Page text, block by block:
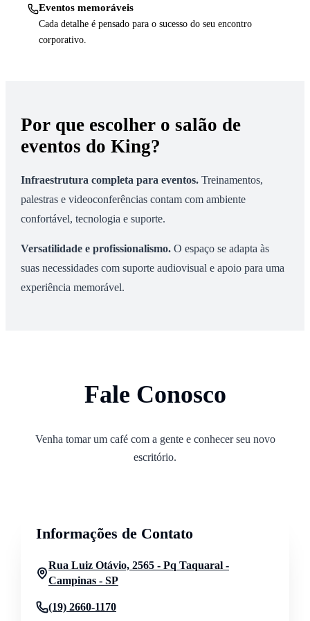
Eventos memoráveis
Cada detalhe é pensado para o sucesso do seu encontro
corporativo.
Por que escolher o salão de
eventos do King?
Infraestrutura completa para eventos.Treinamentos,
palestras e videoconferências contam com ambiente
confortável, tecnologia e suporte.
Versatilidade e profissionalismo.O espaço se adapta às
suas necessidades com suporte audiovisual e apoio para uma
experiência memorável.
Fale Conosco
Venha tomar um café com a gente e conhecer seu novo
escritório.
Informações de Contato
Rua Luiz Otávio, 2565 - Pq Taquaral -
Campinas - SP
(19) 2660-1170